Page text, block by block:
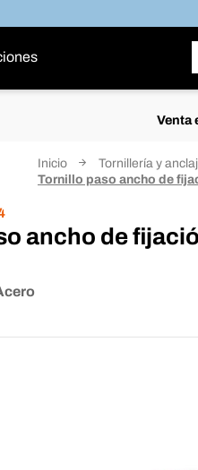
Venta
Inicio Tornillería y
Tornillo paso ancho de
ancho de